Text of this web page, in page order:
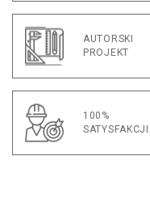
AUTORSKI
PROJEKT
100%
SATYSFAKCJI